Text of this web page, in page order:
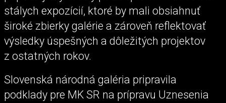
stálych expozícií, ktoré by mali obsiahnuť
široké zbierky galérie a zároveň reflektovať
výsledky úspešných a dôležitých projektov
z ostatných rokov.
Slovenská národná galéria pripravila
podklady pre MK SR na prípravu Uznesenia